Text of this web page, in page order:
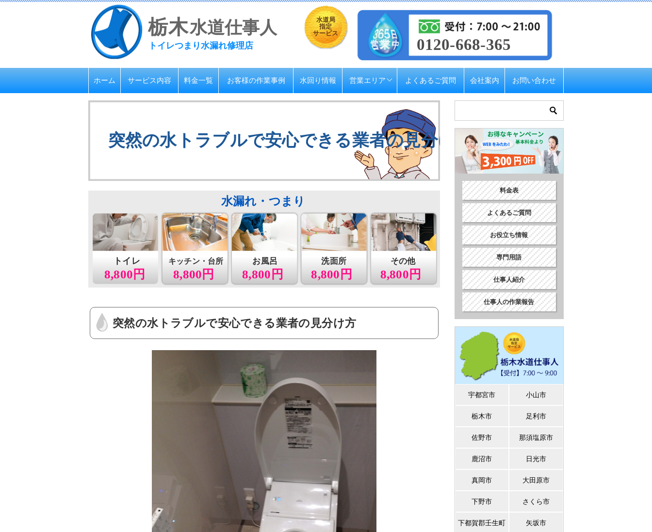
栃木水道仕事人
トイレつまり水漏れ修理店
水道局
指定
サービス
0120-668-365
ホーム サービス内容 料金一覧 お客様の作業事例 水回り情報 営業エリア よくあるご質問 会社案内 お問い合わせ
突然の水トラブルで安心できる業者の見分け方
8,800円
トイレ
8,800円
キッチン・台所 お風呂
8,800円
洗面所
8,800円
その他
8,800円
水漏れ・つまり
突然の水トラブルで安心できる業者の見分け方
料金表
よくあるご質問
お役立ち情報
専門用語
仕事人紹介
仕事人の作業報告
宇都宮市 小山市
栃木市 足利市
佐野市 那須塩原市
鹿沼市 日光市
真岡市 大田原市
下野市 さくら市
下都賀郡壬生町 矢坂市